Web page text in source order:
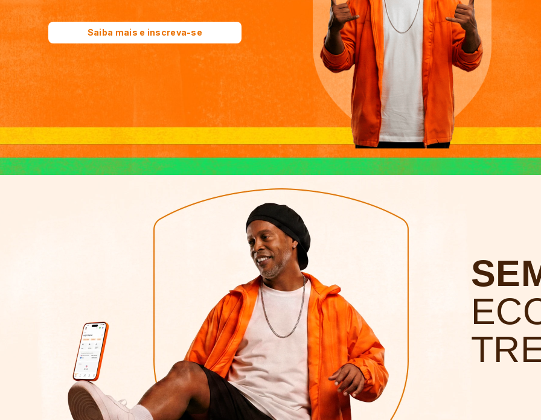
Saiba mais e inscreva-se